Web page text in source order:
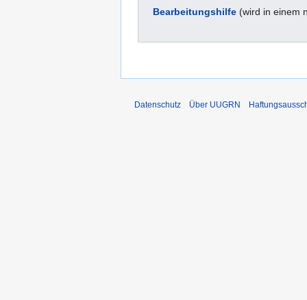
Bearbeitungshilfe (wird in einem
Datenschutz Über UUGRN